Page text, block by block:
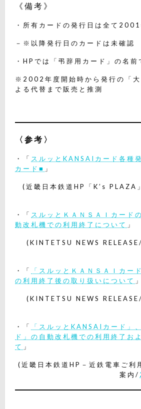
《備考》
・所有カードの発行日は全て
－※以降発行日のカードは未確認
・HPでは「弔辞用カード」の名前
※2002年度開始時から発行の「大
よる代替まで販売と推測
〈参考〉
・「 スルッとKANSAIカード各種
カード■ 」
(近畿日本鉄道HP「K’s PLAZA
・「 スルッとＫＡＮＳＡＩカード
動改札機での利用終了について 」
(KINTETSU NEWS
・「
「スルッとＫＡＮＳＡＩカー
の利用終了後の取り扱いについて 」
(KINTETSU NEWS
・「
「スルッとKANSAIカード」
ド」の自動改札機での利用終了お
て 」
(近畿日本鉄道HP－近鉄電車ご利
案内/